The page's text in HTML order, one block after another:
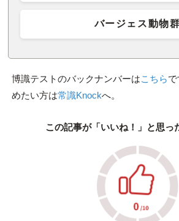
バージェス動物群
博識テストのバックナンバーはこちら
めたい方は常識Knockへ。
この記事が「いいね！」と思っ